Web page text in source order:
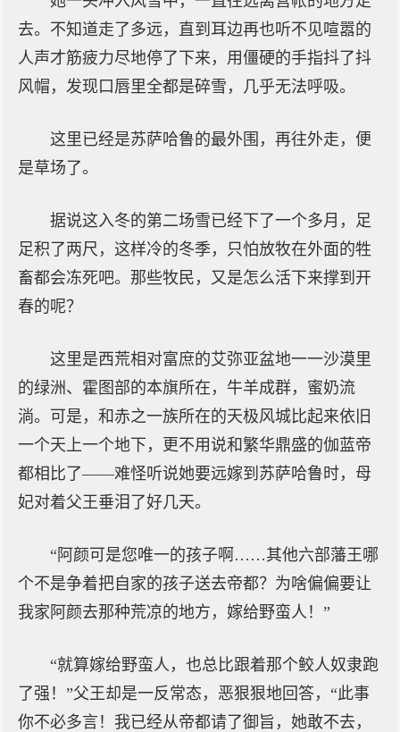
去。不知道走了多远，直到耳边再也听不见喧嚣的
人声才筋疲力尽地停了下来，用僵硬的手指抖了抖
风帽，发现口唇里全都是碎雪，几乎无法呼吸。
这里已经是苏萨哈鲁的最外围，再往外走，便
是草场了。
据说这入冬的第二场雪已经下了一个多月，足
足积了两尺，这样冷的冬季，只怕放牧在外面的牲
畜都会冻死吧。那些牧民，又是怎么活下来撑到开
春的呢？
这里是西荒相对富庶的艾弥亚盆地一一沙漠里
的绿洲、霍图部的本旗所在，牛羊成群，蜜奶流
淌。可是，和赤之一族所在的天极风城比起来依旧
一个天上一个地下，更不用说和繁华鼎盛的伽蓝帝
都相比了——难怪听说她要远嫁到苏萨哈鲁时，母
妃对着父王垂泪了好几天。
“阿颜可是您唯一的孩子啊……其他六部藩王哪
个不是争着把自家的孩子送去帝都？为啥偏偏要让
我家阿颜去那种荒凉的地方，嫁给野蛮人！”
“就算嫁给野蛮人，也总比跟着那个鲛人奴隶跑
了强！”父王却是一反常态，恶狠狠地回答，“此事
你不必多言！我已经从帝都请了御旨，她敢不去，